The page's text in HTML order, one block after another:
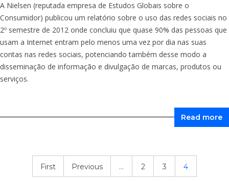
A Nielsen (reputada empresa de Estudos Globais sobre o
Consumidor) publicou um relatório sobre o uso das redes sociais no
2º semestre de 2012 onde concluiu que quase 90% das pessoas que
usam a Internet entram pelo menos uma vez por dia nas suas
contas nas redes sociais, potenciando também desse modo a
disseminação de informação e divulgação de marcas, produtos ou
serviços.
Read more
First Previous ... 2 3 4